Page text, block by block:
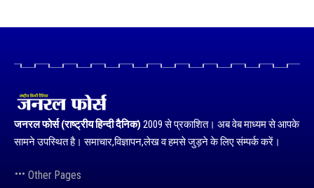
जनरल फोर्स (राष्ट्रीय हिन्दी दैनिक) 2009 से प्रकाशित। अब वेब माध्यम से आपके
सामने उपस्थित है। समाचार,विज्ञापन,लेख व हमसे जुड़ने के लिए संम्पर्क करें।
Other Pages